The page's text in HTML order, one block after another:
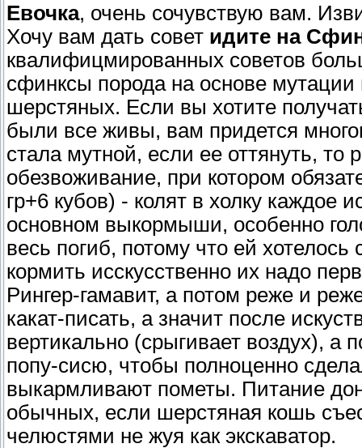
Евочка, очень сочувствую вам.
Хочу вам дать совет идите на
квалифицмированных советов
сфинксы порода на основе мутации
шерстяных. Если вы хотите
были все живы, вам придется
стала мутной, если ее оттянуть, то
обезвоживание, при котором
гр+6 кубов) - колят в холку каждое
основном выкормыши, особенно
весь погиб, потому что ей
кормить исскусственно их надо
Рингер-гамавит, а потом реже и
какат-писать, а значит после
вертикально (срыгивает воздух),
попу-сисю, чтобы полноценно
выкармливают пометы. Питание
обычных, если шерстяная кошь
челюстями не жуя как экскаватор.